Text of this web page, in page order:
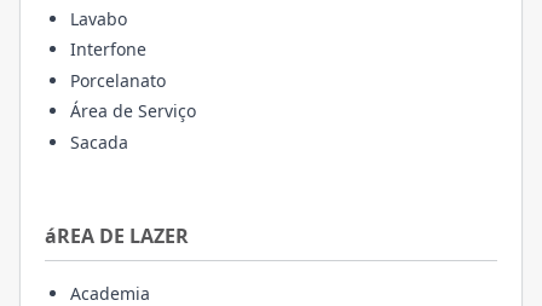
Lavabo
Interfone
Porcelanato
Área de Serviço
Sacada
áREA DE LAZER
Academia